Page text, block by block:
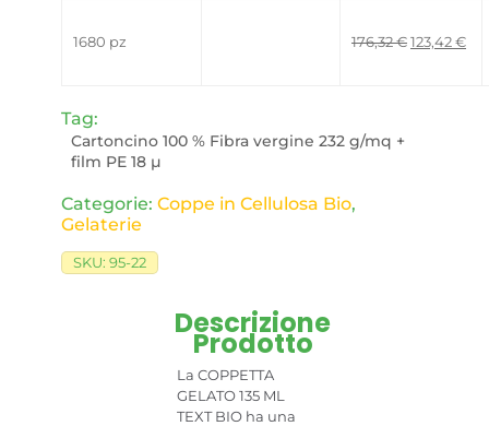
1680 pz 176,32€Il prezzo
123,42€Il
Tag:
Cartoncino 100 % Fibra vergine 232 g/mq +
film PE 18 µ
Categorie: Coppe in Cellulosa Bio​,
Gelaterie
SKU: 95-22
Descrizione
Prodotto
La COPPETTA
GELATO 135 ML
TEXT BIO ha una